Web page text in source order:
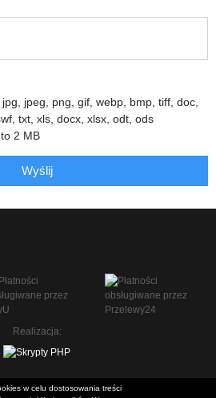
jpeg, png, gif, webp, bmp, tiff, doc,
txt, xls, docx, xlsx, odt, ods
2 MB
Wyślij
Realizacja:
w celu dostosowania treści